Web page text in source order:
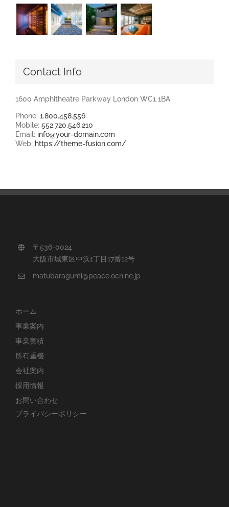
Contact Info
1600 Amphitheatre Parkway London WC1 1BA
Phone: 1.800.458.556
Mobile: 552.720.546.210
Email: info@your-domain.com
Web: https://theme-fusion.com/
〒536-0024
大阪市城東区中浜1丁目17番12号
matubaragumi@peace.ocn.ne.jp
ホーム
事業案内
事業実績
所有重機
会社案内
採用情報
お問い合わせ
プライバシーポリシー